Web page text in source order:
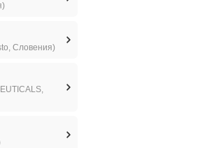
Словения)